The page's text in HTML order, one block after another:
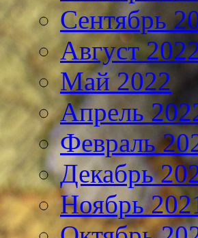
Сентябрь
Август
Май 2022
Апрель
Февраль
Декабрь
Ноябрь